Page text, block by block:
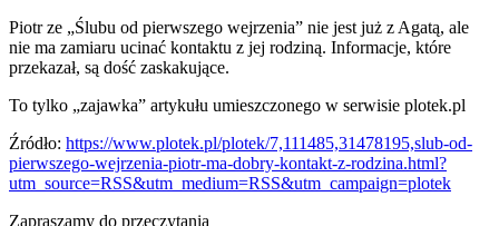
Piotr ze „Ślubu od pierwszego wejrzenia” nie jest już z Agatą, ale
nie ma zamiaru ucinać kontaktu z jej rodziną. Informacje, które
przekazał, są dość zaskakujące.
To tylko „zajawka” artykułu umieszczonego w serwisie plotek.pl
Źródło: https://www.plotek.pl/plotek/7,111485,31478195,slub-od-
pierwszego-wejrzenia-piotr-ma-dobry-kontakt-z-rodzina.html?
utm_source=RSS&utm_medium=RSS&utm_campaign=plotek
Zapraszamy do przeczytania